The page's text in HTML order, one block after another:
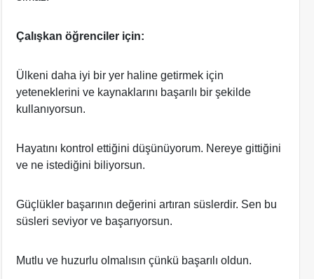
Çalışkan öğrenciler için:
Ülkeni daha iyi bir yer haline getirmek için
yeteneklerini ve kaynaklarını başarılı bir şekilde
kullanıyorsun.
Hayatını kontrol ettiğini düşünüyorum. Nereye gittiğini
ve ne istediğini biliyorsun.
Güçlükler başarının değerini artıran süslerdir. Sen bu
süsleri seviyor ve başarıyorsun.
Mutlu ve huzurlu olmalısın çünkü başarılı oldun.